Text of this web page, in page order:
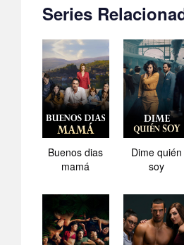
Series
Buenos dias
mamá
Dime quién
soy